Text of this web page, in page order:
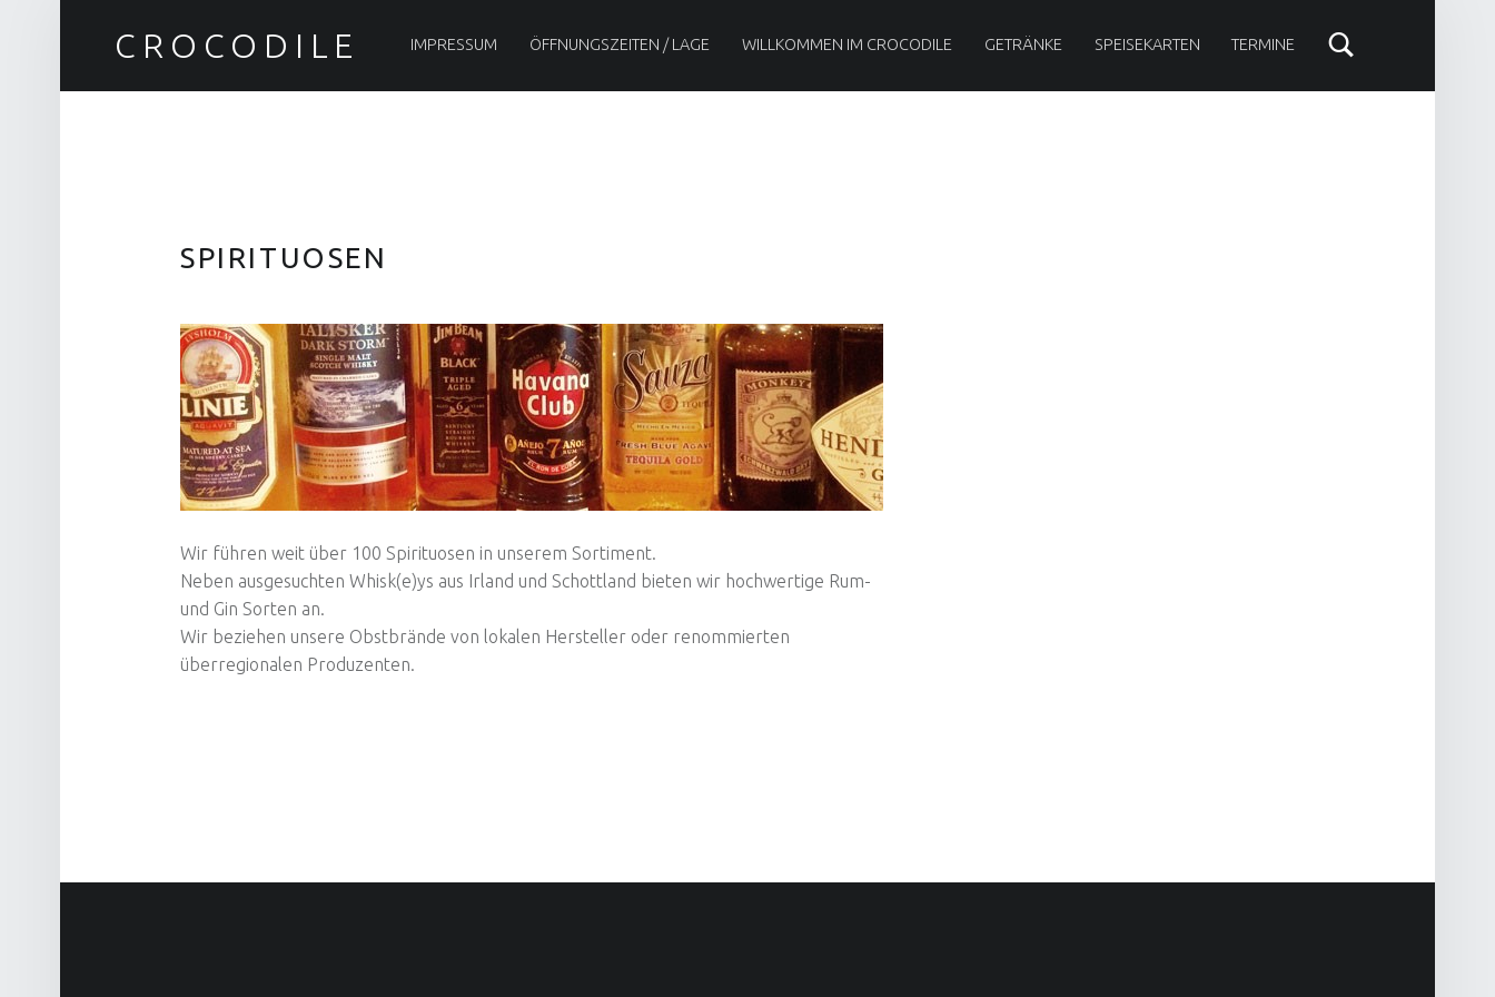
CROCODILE IMPRESSUM ÖFFNUNGSZEITEN / LAGE WILLKOMMEN IM CROCODILE GETRÄNKE SPEISEKARTEN TERMINE
SPIRITUOSEN
Wir führen weit über 100 Spirituosen in unserem Sortiment.
Neben ausgesuchten Whisk(e)ys aus Irland und Schottland bieten wir hochwertige Rum-
und Gin Sorten an.
Wir beziehen unsere Obstbrände von lokalen Hersteller oder renommierten
überregionalen Produzenten.